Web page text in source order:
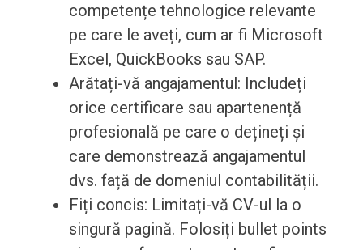
competențe tehnologice relevante
pe care le aveți, cum ar fi Microsoft
Excel, QuickBooks sau SAP.
Arătați-vă angajamentul: Includeți
orice certificare sau apartenență
profesională pe care o dețineți și
care demonstrează angajamentul
dvs. față de domeniul contabilității.
Fiți concis: Limitați-vă CV-ul la o
singură pagină. Folosiți bullet points